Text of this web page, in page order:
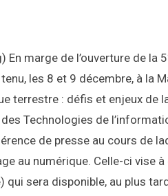
En marge de l’ouverture de la 5
tenu, les 8 et 9 décembre, à la
terrestre : défis et enjeux de
Technologies de
de presse au cours de
au numérique. Celle-ci vise
qui sera disponible, au plus